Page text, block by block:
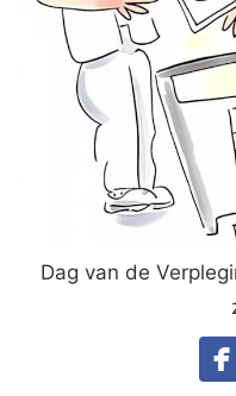
Dag van de